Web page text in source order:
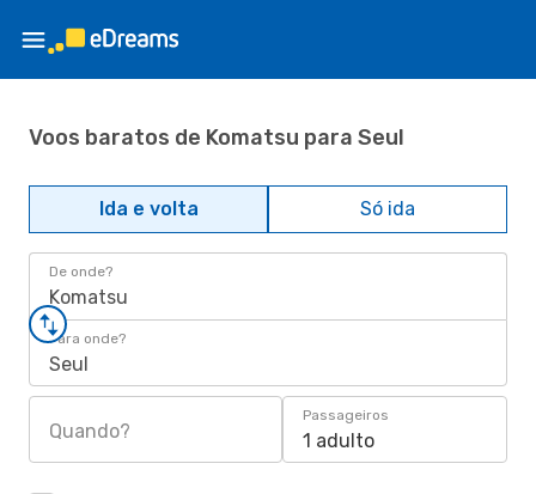
Voos baratos de Komatsu para Seul
Ida e volta Só ida
De onde?
Komatsu
Para onde?
Seul
Quando?
Passageiros
1 adulto